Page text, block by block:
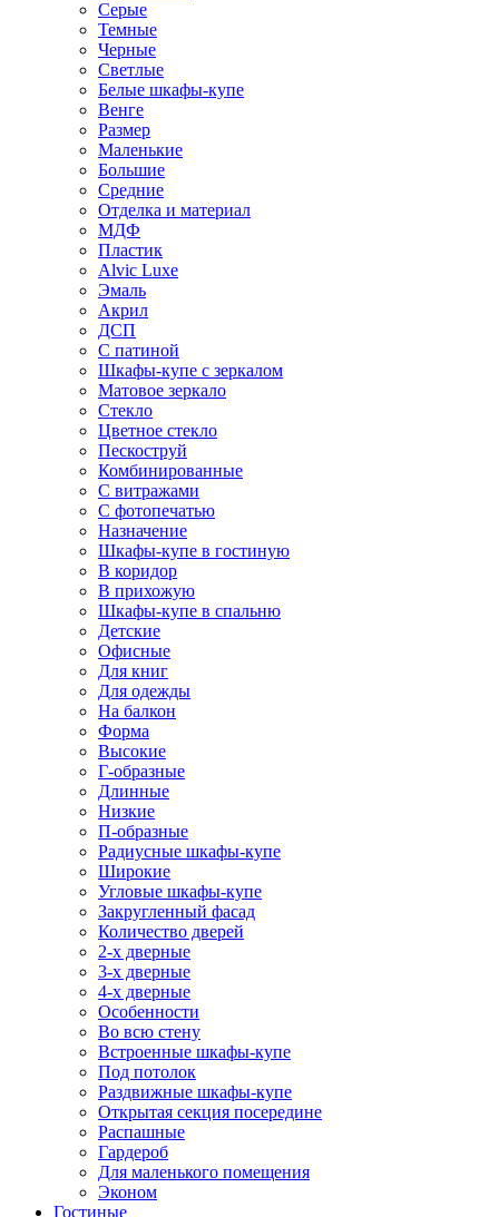
Серые
Темные
Черные
Светлые
Белые шкафы-купе
Венге
Размер
Маленькие
Большие
Средние
Отделка и материал
МДФ
Пластик
Alvic Luxe
Эмаль
Акрил
ДСП
С патиной
Шкафы-купе с зеркалом
Матовое зеркало
Стекло
Цветное стекло
Пескоструй
Комбинированные
С витражами
С фотопечатью
Назначение
Шкафы-купе в гостиную
В коридор
В прихожую
Шкафы-купе в спальню
Детские
Офисные
Для книг
Для одежды
На балкон
Форма
Высокие
Г-образные
Длинные
Низкие
П-образные
Радиусные шкафы-купе
Широкие
Угловые шкафы-купе
Закругленный фасад
Количество дверей
2-х дверные
3-х дверные
4-х дверные
Особенности
Во всю стену
Встроенные шкафы-купе
Под потолок
Раздвижные шкафы-купе
Открытая секция посередине
Распашные
Гардероб
Для маленького помещения
Эконом
Гостиные